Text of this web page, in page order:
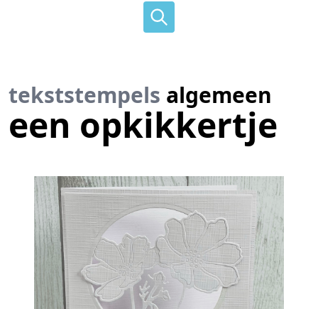
tekststempels algemeen
een opkikkertje